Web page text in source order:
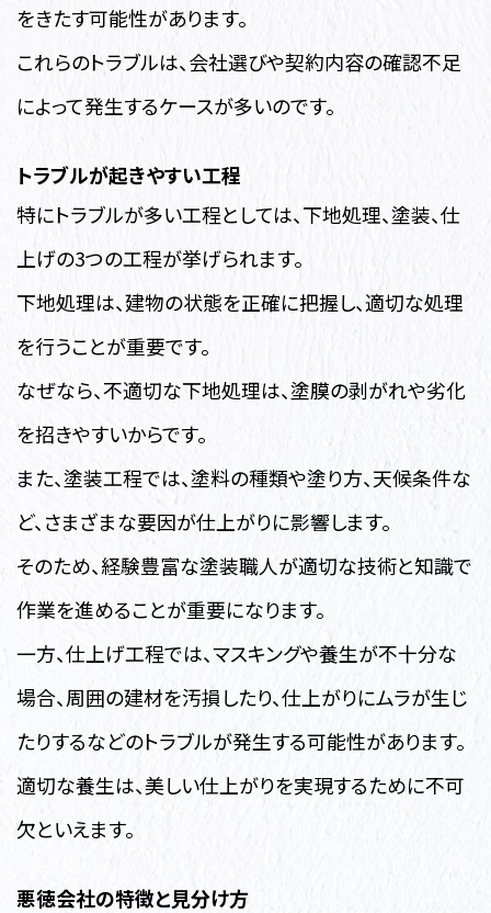
をきたす可能性があります。
これらのトラブルは、会社選びや契約内容の確認不足
によって発生するケースが多いのです。
トラブルが起きやすい工程
特にトラブルが多い工程としては、下地処理、塗装、仕
上げの3つの工程が挙げられます。
下地処理は、建物の状態を正確に把握し、適切な処理
を行うことが重要です。
なぜなら、不適切な下地処理は、塗膜の剥がれや劣化
を招きやすいからです。
また、塗装工程では、塗料の種類や塗り方、天候条件な
ど、さまざまな要因が仕上がりに影響します。
そのため、経験豊富な塗装職人が適切な技術と知識で
作業を進めることが重要になります。
一方、仕上げ工程では、マスキングや養生が不十分な
場合、周囲の建材を汚損したり、仕上がりにムラが生じ
たりするなどのトラブルが発生する可能性があります。
適切な養生は、美しい仕上がりを実現するために不可
欠といえます。
悪徳会社の特徴と見分け方